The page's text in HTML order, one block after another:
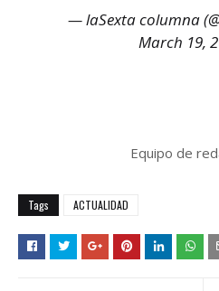
— laSexta columna
March 19,
Equipo de
Tags ACTUALIDAD